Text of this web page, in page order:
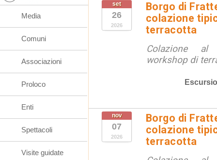
set
26
2026
Borgo di
colazione
terracotta
Colazione al
workshop di
nov
07
2026
Borgo di
colazione
terracotta
Media
Comuni
Associazioni
Proloco
Enti
Spettacoli
Visite guidate